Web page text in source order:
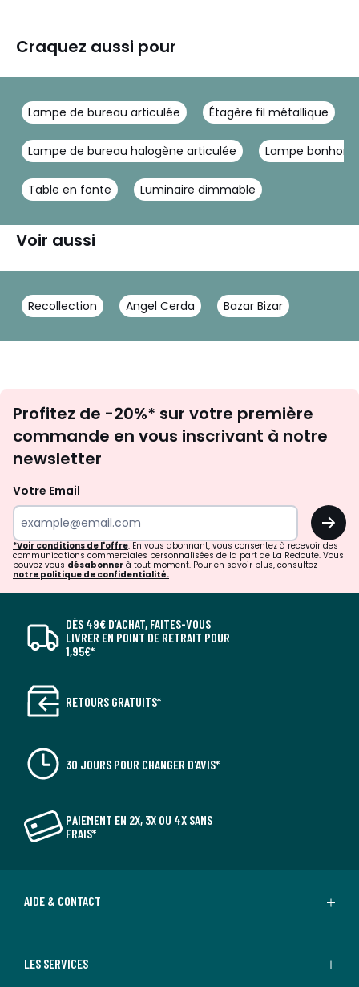
Craquez aussi pour
Lampe de bureau articulée Étagère fil métallique
Lampe de bureau halogène articulée Lampe
Table en fonte Luminaire dimmable
Voir aussi
Recollection Angel Cerda Bazar Bizar
newsletter
Profitez de -20%* sur votre première
commande en vous inscrivant à notre
newsletter
Votre Email
OK
*Voir conditions de l'offre. En vous abonnant, vous consentez à recevoir des
communications commerciales personnalisées de la part de La Redoute. Vous
pouvez vous désabonner à tout moment. Pour en savoir plus, consultez
notre politique de confidentialité.
DÈS 49€ D’ACHAT, FAITES-VOUS
LIVRER EN POINT DE RETRAIT POUR
1,95€*
RETOURS GRATUITS*
30 JOURS POUR CHANGER D'AVIS*
PAIEMENT EN 2X, 3X OU 4X SANS
FRAIS*
AIDE & CONTACT
LES SERVICES